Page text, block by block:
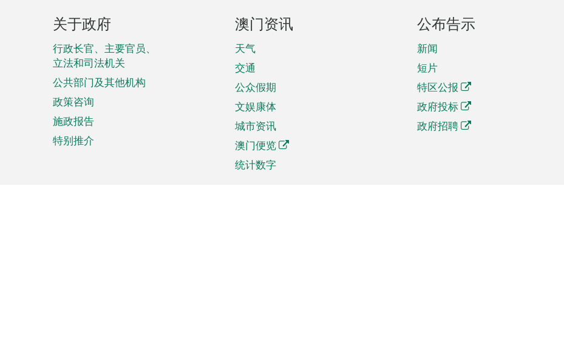
页
脚
菜
单
关于政府
行政长官、主要官员、
立法和司法机关
公共部门及其他机构
政策咨询
施政报告
特别推介
澳门资讯
天气
交通
公众假期
文娱康体
城市资讯
澳门便览
统计数字
公布告示
新闻
短片
特区公报
政府投标
政府招聘